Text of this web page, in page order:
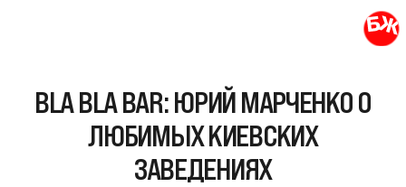
BLA BLA BAR: ЮРИЙ МАРЧЕНКО О
ЛЮБИМЫХ КИЕВСКИХ
ЗАВЕДЕНИЯХ